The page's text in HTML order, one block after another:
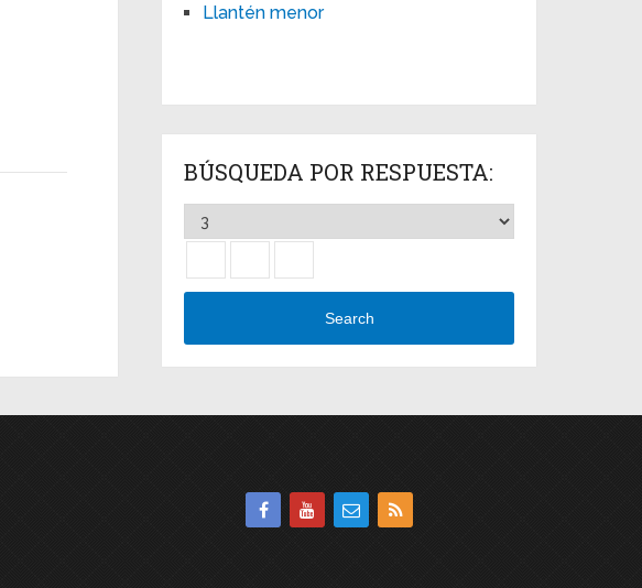
Llantén menor
BÚSQUEDA POR RESPUESTA:
Search